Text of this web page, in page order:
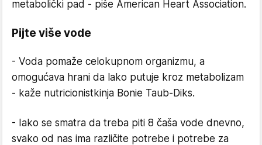
metabolički pad - piše American Heart Association.
Pijte više vode
- Voda pomaže celokupnom organizmu, a
omogućava hrani da lako putuje kroz metabolizam
- kaže nutricionistkinja Bonie Taub-Diks.
- Iako se smatra da treba piti 8 čaša vode dnevno,
svako od nas ima različite potrebe i potrebe za